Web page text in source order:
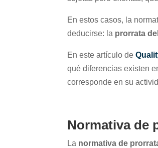
En estos casos, la
deducirse: la prorrata
En este artículo de
qué diferencias existen
corresponde en su
Normativa de
La normativa de